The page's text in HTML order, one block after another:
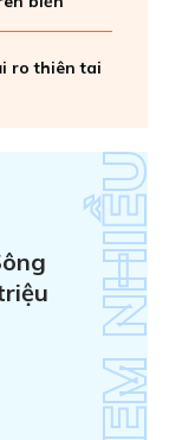
ro thiên tai